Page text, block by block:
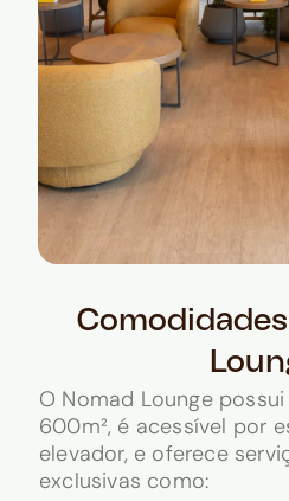
O Nomad Lounge
600m², é acessível por
elevador, e oferece
exclusivas como: